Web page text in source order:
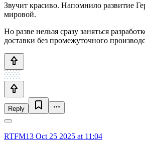
Звучит красиво. Напомнило развитие
мировой.
Но разве нельзя сразу заняться
доставки без промежуточного
Reply
RTFM13 Oct 25 2025 at 11:04